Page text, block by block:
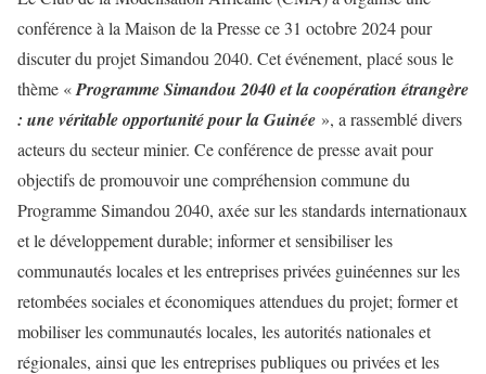
conférence à la Maison de la Presse ce 31 octobre 2024 pour
discuter du projet Simandou 2040. Cet événement, placé sous le
thème «Programme Simandou 2040 et la coopération étrangère
: une véritable opportunité pour la Guinée », a rassemblé divers
acteurs du secteur minier. Ce conférence de presse avait pour
objectifs de promouvoir une compréhension commune du
Programme Simandou 2040, axée sur les standards internationaux
et le développement durable; informer et sensibiliser les
communautés locales et les entreprises privées guinéennes sur les
retombées sociales et économiques attendues du projet; former et
mobiliser les communautés locales, les autorités nationales et
régionales, ainsi que les entreprises publiques ou privées et les